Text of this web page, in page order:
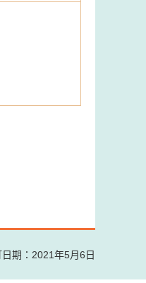
期：2021年5月6日